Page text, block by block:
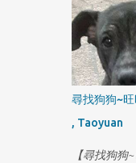
尋找狗狗~
, Taoyuan
【尋找狗狗